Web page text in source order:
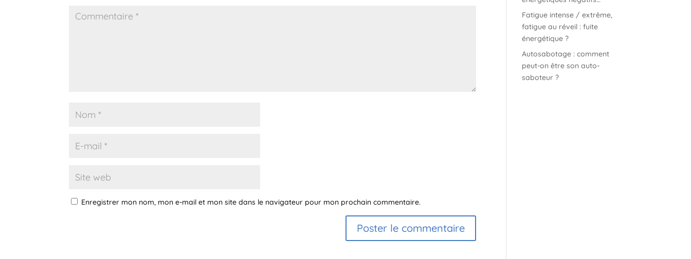
Enregistrer mon nom, mon e-mail et mon site dans le navigateur pour mon prochain commentaire.
Fatigue intense / extrême,
fatigue au réveil : fuite
énergétique ?
Autosabotage : comment
peut-on être son auto-
saboteur ?